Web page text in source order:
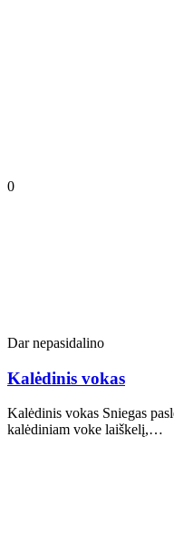
0
Dar nepasidalino
Kalėdinis vokas
Kalėdinis vokas Sniegas
kalėdiniam voke laiškelį,…